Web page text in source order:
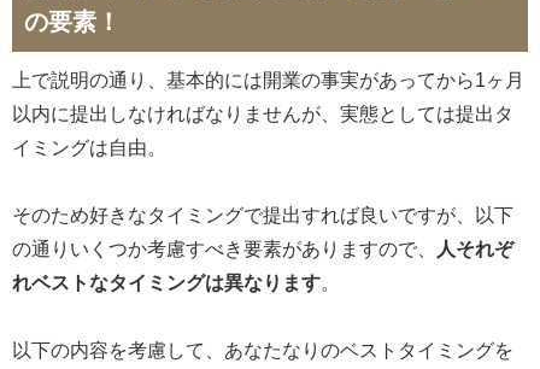
の要素！
上で説明の通り、基本的には開業の事実があってから1ヶ月
以内に提出しなければなりませんが、実態としては提出タ
イミングは自由。
そのため好きなタイミングで提出すれば良いですが、以下
の通りいくつか考慮すべき要素がありますので、
人それぞ
れベストなタイミングは異なります。
以下の内容を考慮して、あなたなりのベストタイミングを